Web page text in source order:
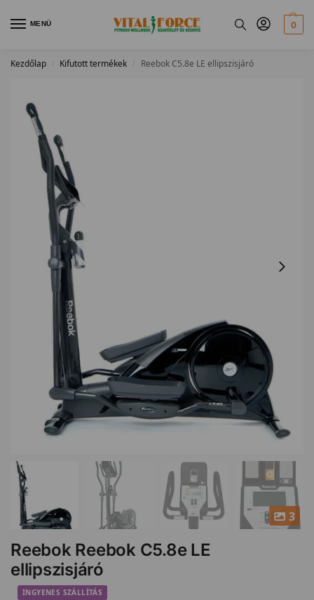
MENÜ 0
Kezdőlap / Kifutott termékek / Reebok C5.8e LE ellipszisjáró
3
Reebok Reebok C5.8e LE
ellipszisjáró
INGYENES SZÁLLÍTÁS